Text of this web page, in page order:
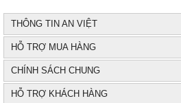
THÔNG TIN AN VIỆT
HỖ TRỢ MUA HÀNG
CHÍNH SÁCH CHUNG
HỖ TRỢ KHÁCH HÀNG